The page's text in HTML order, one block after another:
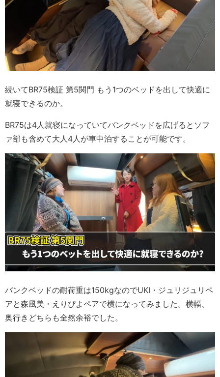
続いてBR75検証 第5関門 もう1つのベッドを出して快適に
就寝できるのか。
BR75は4人就寝になっていてバンクベッドを広げるとソフ
ァ部も含めて大人4人が車中泊することが可能です。
バンクベッドの耐荷重は150kgなのでUKI・ジュリジュリペ
アと森風美・えりぴよペアで横になってみました。横幅、
奥行きどちらも全然余裕でした。